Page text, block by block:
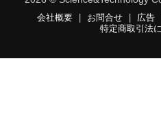
会社概要 お問合せ 広告
特定商取引法